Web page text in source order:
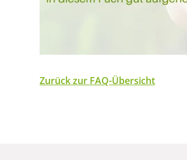
Zurück zur FAQ-Übersicht